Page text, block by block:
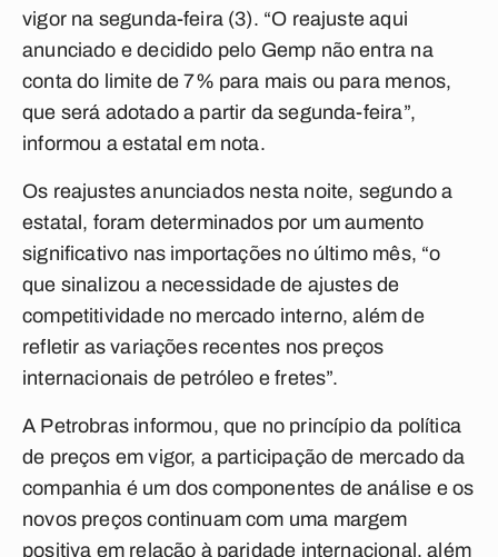
vigor na segunda-feira (3). “O reajuste aqui
anunciado e decidido pelo Gemp não entra na
conta do limite de 7% para mais ou para menos,
que será adotado a partir da segunda-feira”,
informou a estatal em nota.
Os reajustes anunciados nesta noite, segundo a
estatal, foram determinados por um aumento
significativo nas importações no último mês, “o
que sinalizou a necessidade de ajustes de
competitividade no mercado interno, além de
refletir as variações recentes nos preços
internacionais de petróleo e fretes”.
A Petrobras informou, que no princípio da política
de preços em vigor, a participação de mercado da
companhia é um dos componentes de análise e os
novos preços continuam com uma margem
positiva em relação à paridade internacional, além